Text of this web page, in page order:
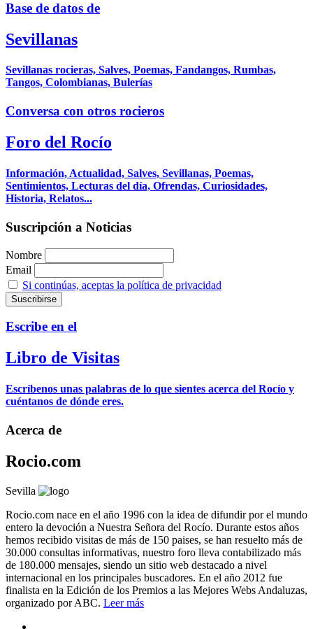
Base de datos de
Sevillanas
Sevillanas rocieras, Salves, Poemas, Fandangos, Rumbas,
Tangos, Colombianas, Bulerías
Conversa con otros rocieros
Foro del Rocío
Información, Actualidad, Salves, Sevillanas, Poemas,
Sentimientos, Lecturas del día, Ofrendas, Curiosidades,
Historia, Relatos...
Suscripción a Noticias
Nombre
Email
Si continúas, aceptas la política de privacidad
Escribe en el
Libro de Visitas
Escríbenos unas palabras de lo que sientes acerca del Rocío y
cuéntanos de dónde eres.
Acerca de
Rocio.com
Sevilla
Rocio.com nace en el año 1996 con la idea de difundir por el mundo
entero la devoción a Nuestra Señora del Rocío. Durante estos años
hemos recibido visitas de más de 150 paises, se han resuelto más de
30.000 consultas informativas, nuestro foro lleva contabilizado más
de 180.000 mensajes, siendo un sitio web destacado a nivel
internacional en los principales buscadores. En el año 2012 fue
finalista en la Edición de los Premios a las Mejores Webs Andaluzas,
organizado por ABC. Leer más